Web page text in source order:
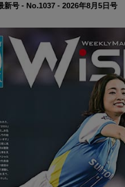
新号 - No.1037 - 2026年8月5日号